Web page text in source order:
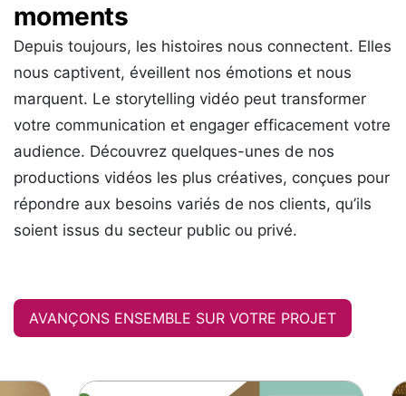
moments
Depuis toujours, les histoires nous connectent. Elles
nous captivent, éveillent nos émotions et nous
marquent. Le storytelling vidéo peut transformer
votre communication et engager efficacement votre
audience. Découvrez quelques-unes de nos
productions vidéos les plus créatives, conçues pour
répondre aux besoins variés de nos clients, qu’ils
soient issus du secteur public ou privé.
AVANÇONS ENSEMBLE SUR VOTRE PROJET